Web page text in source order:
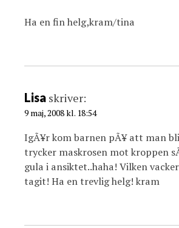
Ha en fin helg,kram/tina
Lisa skriver:
9 maj, 2008 kl. 18:54
IgÃ¥r kom barnen pÃ¥ att man
trycker maskrosen mot kroppen
gula i ansiktet..haha! Vilken
tagit! Ha en trevlig helg! kram